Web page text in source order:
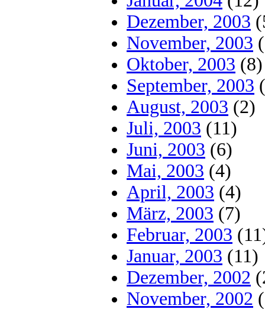
Dezember, 2003
November, 2003
Oktober, 2003 (8)
September, 2003
August, 2003 (2)
Juli, 2003 (11)
Juni, 2003 (6)
Mai, 2003 (4)
April, 2003 (4)
März, 2003 (7)
Februar, 2003
Januar, 2003 (11)
Dezember, 2002
November, 2002